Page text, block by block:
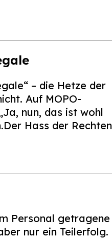
– die Hetze der
Auf MOPO-
nun, das ist wohl
Hass der Rechten
Personal getragene
nur ein Teilerfolg.